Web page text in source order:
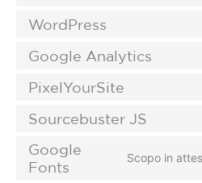
WordPress
Google Analytics
PixelYourSite
Sourcebuster JS
Google
Fonts
Scopo in